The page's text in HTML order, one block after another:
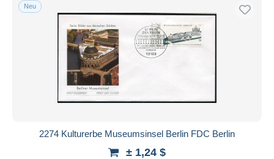
Übernehmen
Neu
2274 Kulturerbe Museumsinsel Berlin FDC Berlin
± 1,24 $